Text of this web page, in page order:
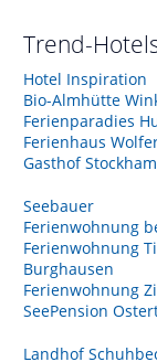
Trend-
Hotel Inspiration
Bio-Almhütte
Ferienparadies
Ferienhaus
Gasthof
Seebauer
Ferienwohnung
Ferienwohnung
Burghausen
Ferienwohnung
SeePension
Landhof